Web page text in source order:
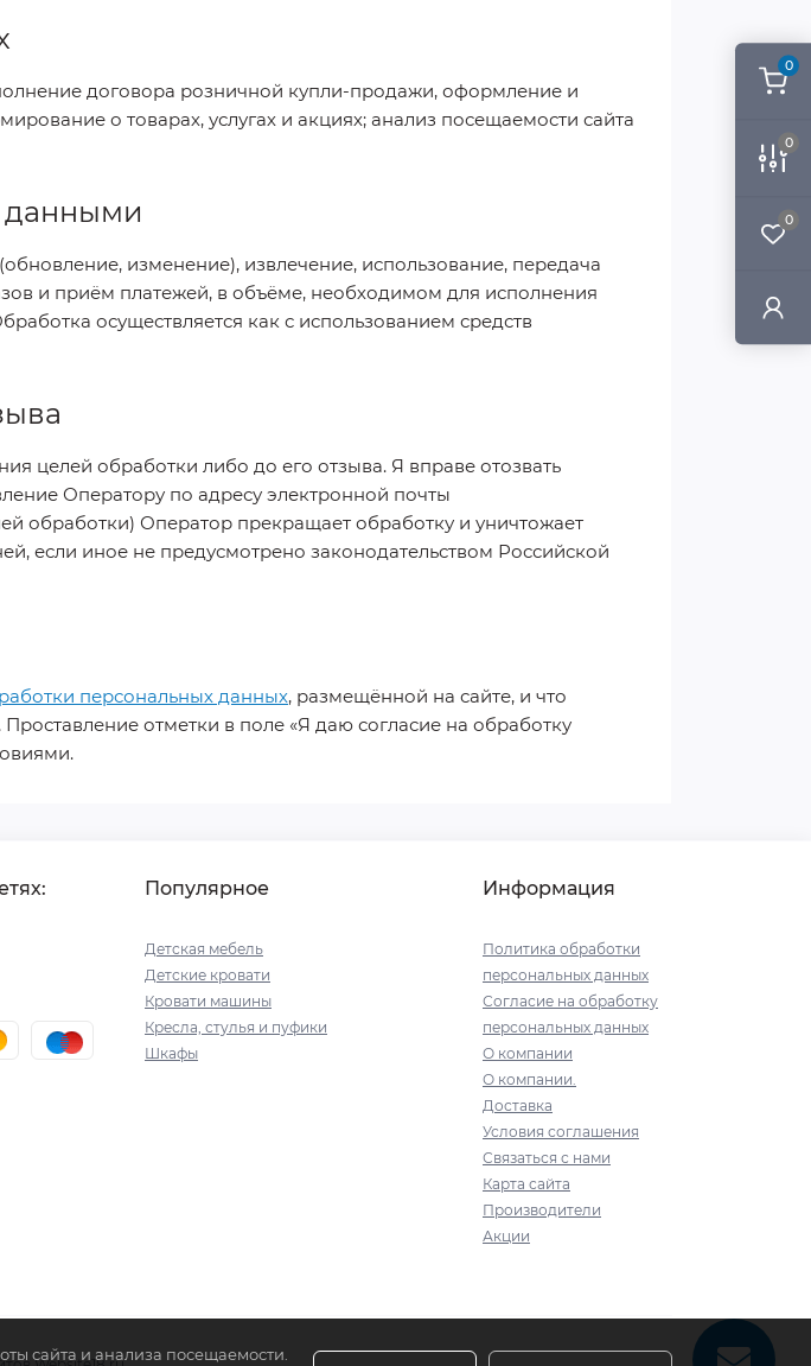
0
0
0
договора розничной купли-продажи, оформление и
о товарах, услугах и акциях; анализ посещаемости сайта
данными
изменение), извлечение, использование, передача
и приём платежей, в объёме, необходимом для исполнения
осуществляется как с использованием средств
целей обработки либо до его отзыва. Я вправе отозвать
Оператору по адресу электронной почты
обработки) Оператор прекращает обработку и уничтожает
если иное не предусмотрено законодательством Российской
персональных данных, размещённой на сайте, и что
отметки в поле «Я даю согласие на обработку
Популярное
Детская мебель
Детские кровати
Кровати машины
Кресла, стулья и пуфики
Шкафы
Информация
Политика обработки
персональных данных
Согласие на обработку
персональных данных
О компании
О компании.
Доставка
Условия соглашения
Связаться с нами
Карта сайта
Производители
Акции
сайта и анализа посещаемости.